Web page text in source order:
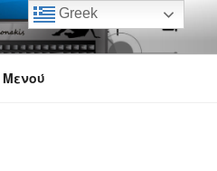
Μενού
Greek